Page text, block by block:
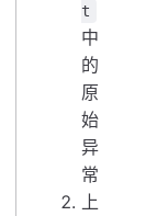
t
中
的
原
始
异
常
上